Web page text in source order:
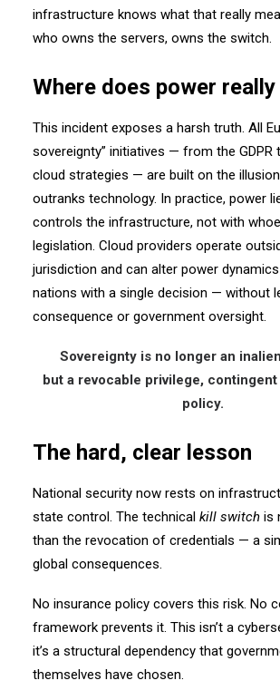
infrastructure knows what that really
who owns the servers, owns the switch.
Where does power
This incident exposes a harsh truth. All
sovereignty” initiatives — from the GDPR
cloud strategies — are built on the
outranks technology. In practice, power
controls the infrastructure, not with
legislation. Cloud providers operate
jurisdiction and can alter power
nations with a single decision — without
consequence or government oversight.
Sovereignty is no longer an
but a revocable privilege,
policy.
The hard, clear lesson
National security now rests on
state control. The technical kill switch is
than the revocation of credentials — a
global consequences.
No insurance policy covers this risk. No
framework prevents it. This isn’t a
it’s a structural dependency that
themselves have chosen.